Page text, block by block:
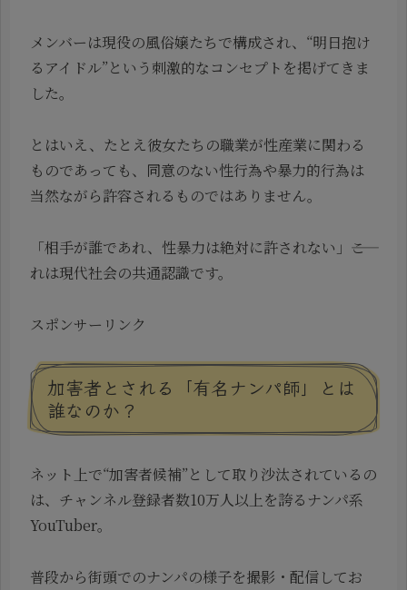
メンバーは現役の風俗嬢たちで構成され、“明日抱け
るアイドル”という刺激的なコンセプトを掲げてきま
した。
とはいえ、たとえ彼女たちの職業が性産業に関わる
ものであっても、同意のない性行為や暴力的行為は
当然ながら許容されるものではありません。
「相手が誰であれ、性暴力は絶対に許されない」――こ
れは現代社会の共通認識です。
スポンサーリンク
加害者とされる「有名ナンパ師」とは
誰なのか？
ネット上で“加害者候補”として取り沙汰されているの
は、チャンネル登録者数10万人以上を誇るナンパ系
YouTuber。
普段から街頭でのナンパの様子を撮影・配信してお